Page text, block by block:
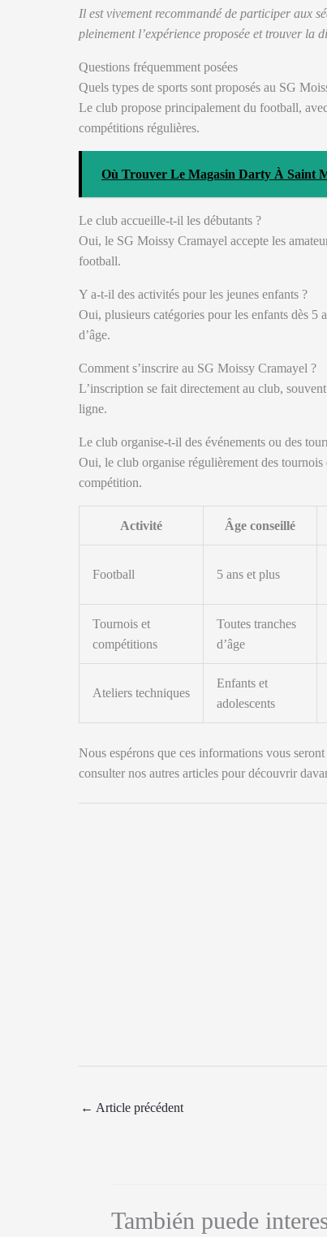
Il est vivement recommandé de participer aux
pleinement l’expérience proposée et trouver la
Questions fréquemment posées
Quels types de sports sont proposés au SG
Le club propose principalement du football,
compétitions régulières.
Où Trouver Le Magasin Darty À Saint
Le club accueille-t-il les débutants ?
Oui, le SG Moissy Cramayel accepte les
football.
Y a-t-il des activités pour les jeunes enfants ?
Oui, plusieurs catégories pour les enfants dès 5
d’âge.
Comment s’inscrire au SG Moissy Cramayel ?
L’inscription se fait directement au club,
ligne.
Le club organise-t-il des événements ou des
Oui, le club organise régulièrement des
compétition.
Activité Âge conseillé
Football 5 ans et plus
Tournois et
compétitions
Toutes tranches
d’âge
Ateliers techniques
Enfants et
adolescents
Nous espérons que ces informations vous
consulter nos autres articles pour découvrir
← Article précédent
También puede